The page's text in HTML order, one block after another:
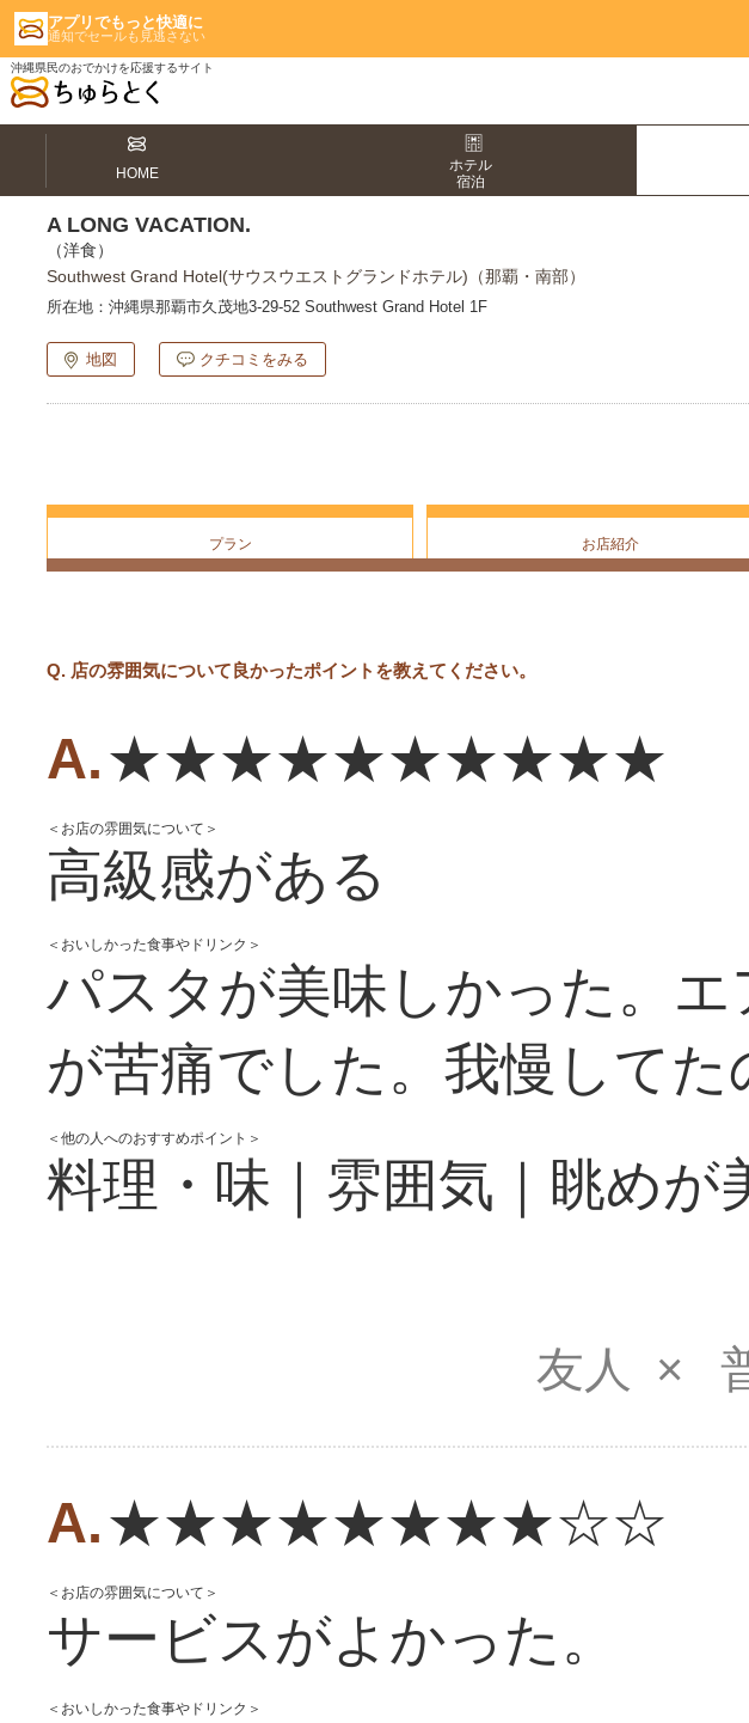
アプリでもっと快適に
通知でセールも見逃さない
沖縄県民のおでかけを応援するサイト
HOME
ホテル
宿泊
A LONG VACATION.
（洋食）
Southwest Grand Hotel(サウスウエストグランドホテル)（那覇・南部）
所在地： 沖縄県那覇市久茂地3-29-52 Southwest Grand Hotel 1F
地図 クチコミをみる
プラン お店紹介
Q. 店の雰囲気について良かったポイントを教えてください。
★★★★★★★★★★
＜お店の雰囲気について＞
高級感がある
＜おいしかった食事やドリンク＞
パスタが美味しかった。
が苦痛でした。我慢してた
＜他の人へのおすすめポイント＞
料理・味｜雰囲気｜眺めが
友人
★★★★★★★★☆☆
＜お店の雰囲気について＞
サービスがよかった。
＜おいしかった食事やドリンク＞